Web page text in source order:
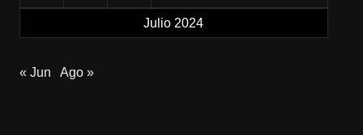
Julio 2024
« Jun Ago »